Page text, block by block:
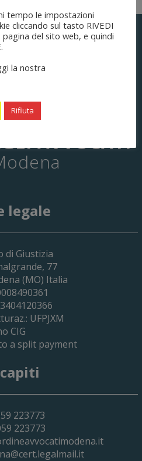
– Elezioni Dei Delegati
AVVOCATI
legale
di Giustizia
77
(MO) Italia
UFPJXM
CIG
a split payment
223773
223773
tempo le impostazioni
cliccando sul tasto RIVEDI
pagina del sito web, e quindi
la nostra
Rifiuta